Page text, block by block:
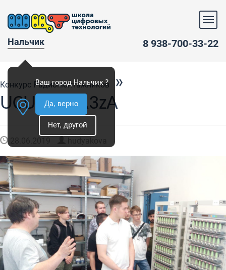
Нальчик
Ваш город Нальчик ?
Да, верно
Нет, другой
8 938-700-33-22
Конкурс Радиомонтажников
»
UCU0rMsA3zA